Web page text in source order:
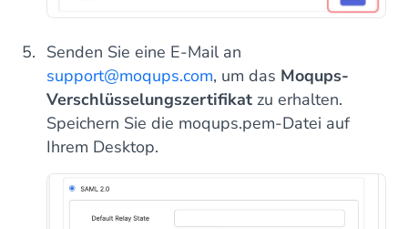
Senden Sie eine E-Mail an
support@moqups.com, um das Moqups-
Verschlüsselungszertifikat zu erhalten.
Speichern Sie die moqups.pem-Datei auf
Ihrem Desktop.